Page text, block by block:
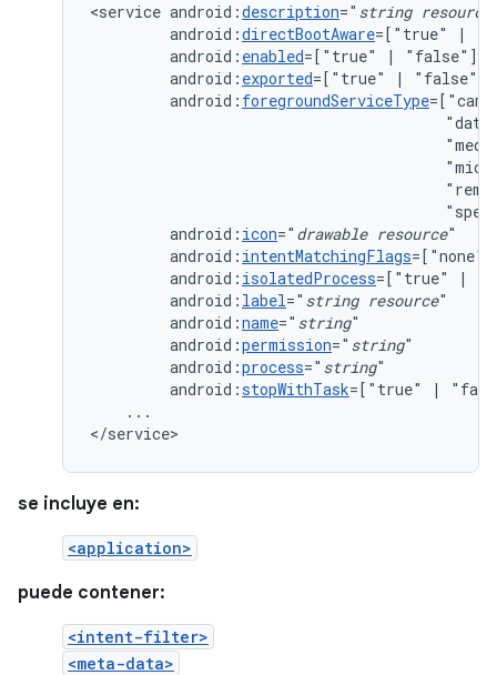
<service android:description=" string resource
android:directBootAware=["true"
|
android: enabled=["true" |
android: exported=["true" |
android: foregroundServiceType
android: icon=" drawable resource
android: intentMatchingFlags=["none"
android: isolatedProcess=["true"
|
android: label=" string resource
android:name=" string
android:permission=" string
android:process=" string
android:stopWithTask=["true"
|
...
</service>
se incluye en:
<application>
puede contener:
<intent-filter>
<meta-data>